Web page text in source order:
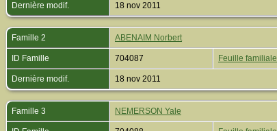
Dernière modif. 18 nov 2011
Famille 2 ABENAIM Norbert
ID Famille 704087 Feuille familiale
Dernière modif. 18 nov 2011
Famille 3 NEMERSON Yale